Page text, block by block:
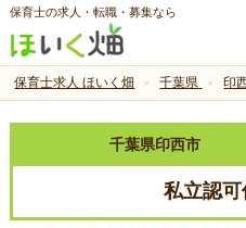
保育士の求人・転職・募集なら
保育士求人 ほいく畑 千葉県 印
千葉県印西市
私立認可